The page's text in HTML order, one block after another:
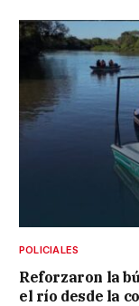
POLICIALES
Reforzaron la
el río desde la